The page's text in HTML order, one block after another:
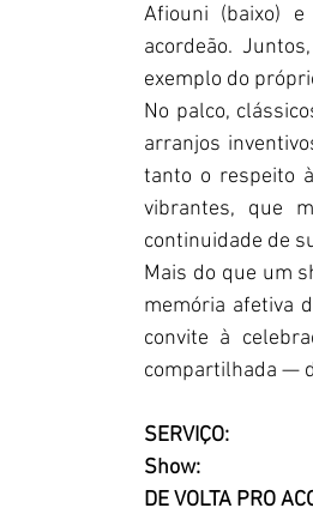
Afiouni (baixo)
acordeão.
exemplo do
No palco,
arranjos
tanto o respeito
vibrantes, que
continuidade de
Mais do que um
memória afetiva
convite à
compartilhada —
SERVIÇO:
Show:
DE VOLTA PRO